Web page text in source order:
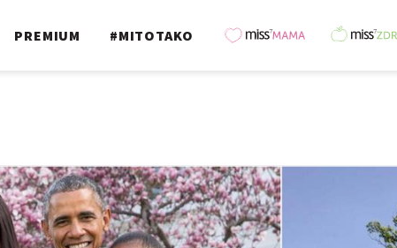
PREMIUM #MITOTAKO